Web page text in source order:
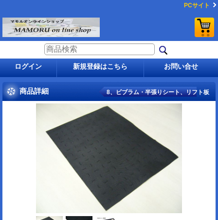
PCサイト
ログイン 新規登録はこちら お問い合せ
商品詳細 8、ビブラム・半張りシート、リフト板